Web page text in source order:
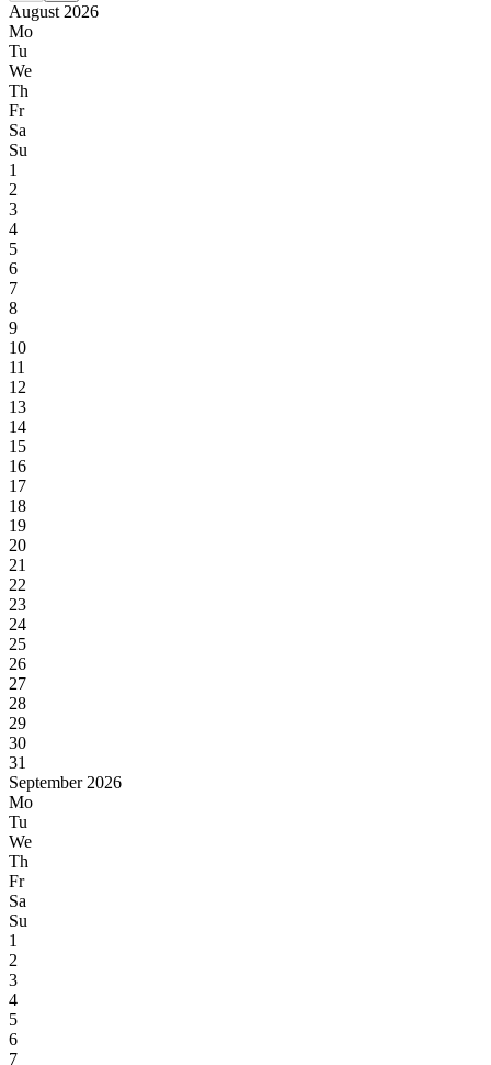
August 2026
Mo
Tu
We
Th
Fr
Sa
Su
1
2
3
4
5
6
7
8
9
10
11
12
13
14
15
16
17
18
19
20
21
22
23
24
25
26
27
28
29
30
31
September 2026
Mo
Tu
We
Th
Fr
Sa
Su
1
2
3
4
5
6
7